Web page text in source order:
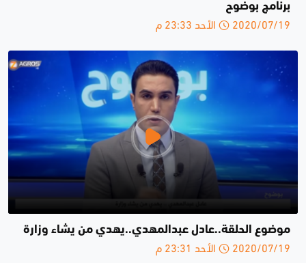
برنامج بوضوح
2020/07/19 الأحد 23:33 م
موضوع الحلقة..عادل عبدالمهدي..يهدي من يشاء وزارة
2020/07/19 الأحد 23:31 م